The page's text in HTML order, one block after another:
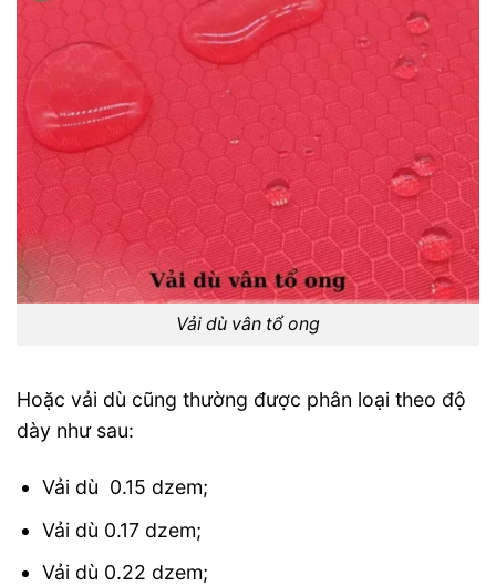
Vải dù vân tổ ong
Hoặc vải dù cũng thường được phân loại theo độ
dày như sau:
Vải dù 0.15 dzem;
Vải dù 0.17 dzem;
Vải dù 0.22 dzem;